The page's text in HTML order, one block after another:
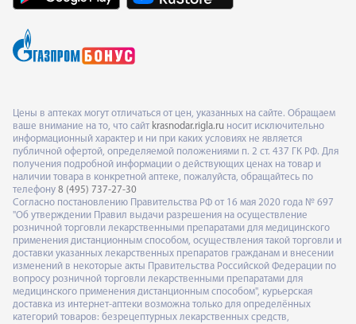
Цены в аптеках могут отличаться от цен, указанных на сайте. Обращаем
ваше внимание на то, что сайт krasnodar.rigla.ru носит исключительно
информационный характер и ни при каких условиях не является
публичной офертой, определяемой положениями п. 2 ст. 437 ГК РФ. Для
получения подробной информации о действующих ценах на товар и
наличии товара в конкретной аптеке, пожалуйста, обращайтесь по
телефону 8 (495) 737-27-30
Согласно постановлению Правительства РФ от 16 мая 2020 года № 697
"Об утверждении Правил выдачи разрешения на осуществление
розничной торговли лекарственными препаратами для медицинского
применения дистанционным способом, осуществления такой торговли и
доставки указанных лекарственных препаратов гражданам и внесении
изменений в некоторые акты Правительства Российской Федерации по
вопросу розничной торговли лекарственными препаратами для
медицинского применения дистанционным способом", курьерская
доставка из интернет-аптеки возможна только для определённых
категорий товаров: безрецептурных лекарственных средств,